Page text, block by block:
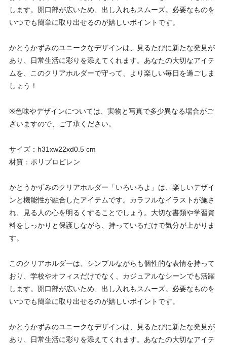
します。開口部が広いため、出し入れもスムーズ。必要なものを
いつでも簡単に取り出せるのが嬉しいポイントです。
かとうかずみのユニークなデザインは、見るたびに新たな発見が
あり、日常生活に彩りを添えてくれます。あなたの大切なアイテ
ムを、このクリアホルダーで守って、より楽しい毎日を過ごしま
しょう！
※色味やデザインについては、実物と写真で多少異なる場合がご
ざいますので、ご了承ください。
サイズ：h31xw22xd0.5 cm
材質：ポリプロピレン
かとうかずみのクリアホルダー「いろいろよ」は、楽しいデザイ
ンと機能性が融合したアイテムです。カラフルなイラストが施さ
れ、見る人の心を明るくすることでしょう。大切な書類や学習資
料をしっかりと保護しながら、持っているだけで気分が上がりま
す。
このクリアホルダーは、シンプルながらも個性的な表情を持って
おり、学校やオフィスだけでなく、カジュアルなシーンでも活躍
します。開口部が広いため、出し入れもスムーズ。必要なものを
いつでも簡単に取り出せるのが嬉しいポイントです。
かとうかずみのユニークなデザインは、見るたびに新たな発見が
あり、日常生活に彩りを添えてくれます。あなたの大切なアイテ